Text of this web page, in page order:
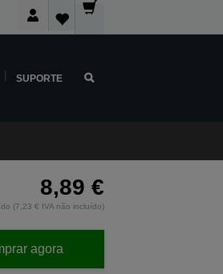
SUPORTE
8,89 €
(7,23 € IVA não incluído)
agora